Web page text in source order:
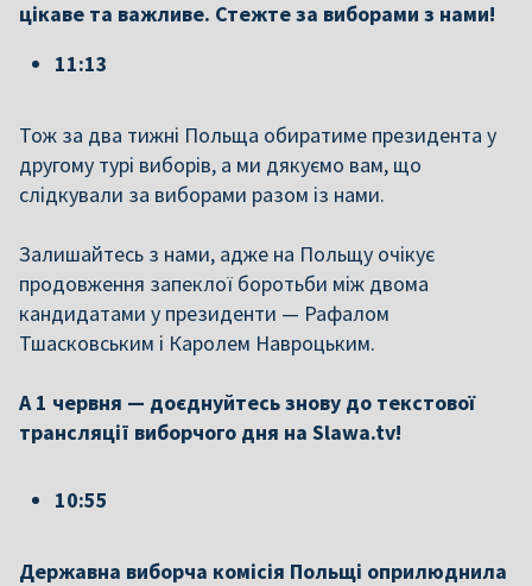
цікаве та важливе. Стежте за виборами з нами!
11:13
Тож за два тижні Польща обиратиме президента у
другому турі виборів, а ми дякуємо вам, що
слідкували за виборами разом із нами.
Залишайтесь з нами, адже на Польщу очікує
продовження запеклої боротьби між двома
кандидатами у президенти — Рафалом
Тшасковським і Каролем Навроцьким.
А 1 червня — доєднуйтесь знову до текстової
трансляції виборчого дня на Slawa.tv!
10:55
Державна виборча комісія Польщі оприлюднила